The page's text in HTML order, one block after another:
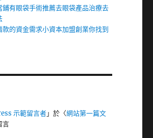
鋪有眼袋手術推薦去眼袋產品治療去
款的資金需求小資本加盟創業你找到
示範留言者」於〈網站第一篇文
言